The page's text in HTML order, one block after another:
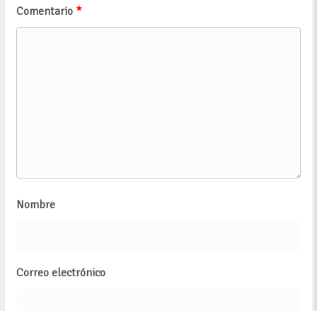
Comentario *
Nombre
Correo electrónico